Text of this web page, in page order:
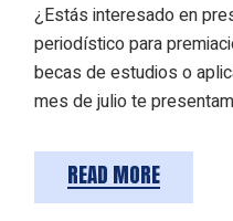
¿Estás interesado en
periodístico para
becas de estudios o
mes de julio te presentam
READ MORE